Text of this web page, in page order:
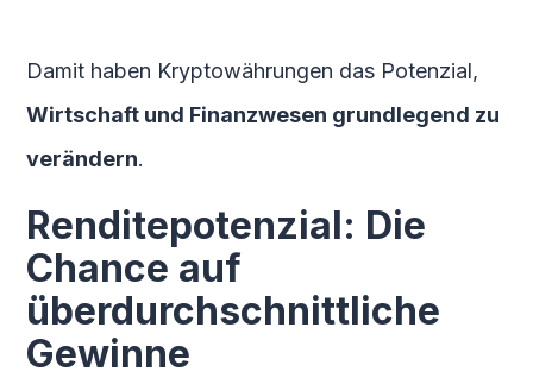
Damit haben Kryptowährungen das Potenzial,
Wirtschaft und Finanzwesen grundlegend zu
verändern.
Renditepotenzial: Die
Chance auf
überdurchschnittliche
Gewinne